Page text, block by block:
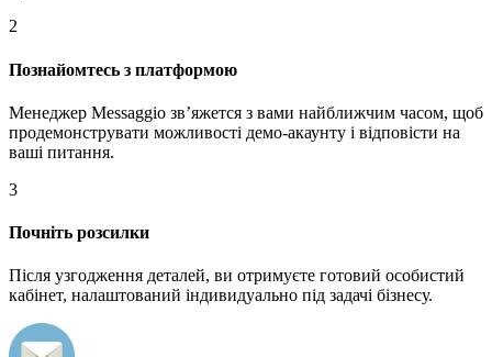
2
Познайомтесь з платформою
Менеджер Messaggio звʼяжется з вами найближчим часом, щоб
продемонструвати можливості демо-акаунту і відповісти на
ваші питання.
3
Почніть розсилки
Після узгодження деталей, ви отримуєте готовий особистий
кабінет, налаштований індивидуально під задачі бізнесу.